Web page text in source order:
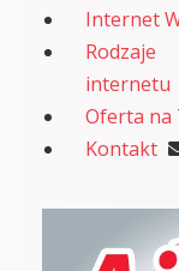
Internet
Rodzaje
internetu
Oferta na
Kontakt